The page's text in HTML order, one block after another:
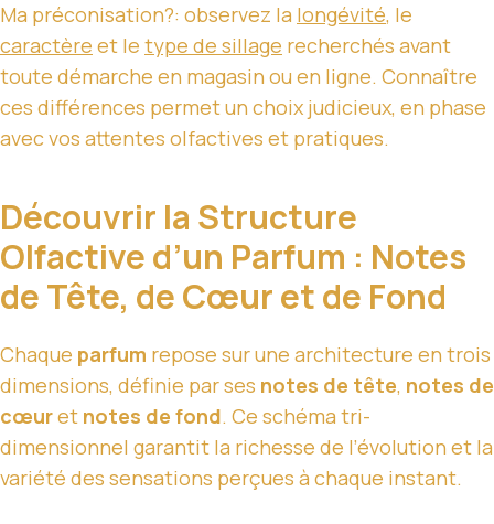
Ma préconisation?: observez la longévité, le
caractère et le type de sillage recherchés avant
toute démarche en magasin ou en ligne. Connaître
ces différences permet un choix judicieux, en phase
avec vos attentes olfactives et pratiques.
Découvrir la Structure
Olfactive d’un Parfum : Notes
de Tête, de Cœur et de Fond
Chaque parfum repose sur une architecture en trois
dimensions, définie par ses notes de tête, notes de
cœuret notes de fond. Ce schéma tri-
dimensionnel garantit la richesse de l’évolution et la
variété des sensations perçues à chaque instant.